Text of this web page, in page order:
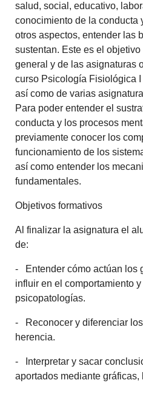
salud, social, educativo,
conocimiento de la conducta
otros aspectos, entender las
sustentan. Este es el
general y de las asignaturas
curso Psicología Fisiológica
así como de varias
Para poder entender el
conducta y los procesos
previamente conocer los
funcionamiento de los
así como entender los
fundamentales.
Objetivos formativos
Al finalizar la asignatura el
de:
- Entender cómo actúan los
influir en el comportamiento
psicopatologías.
- Reconocer y diferenciar
herencia.
- Interpretar y sacar
aportados mediante gráficas,